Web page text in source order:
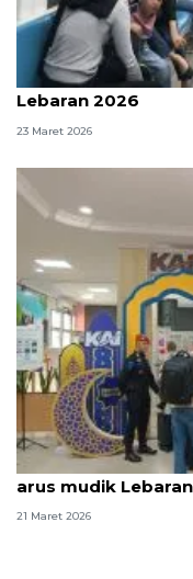
113.630
Lebaran 2026
23 Maret 2026
KAI
arus mudik Lebaran
21 Maret 2026